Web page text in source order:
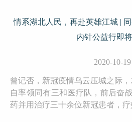
情系湖北人民，再赴英雄江城 |
内针公益行即
2020-10-19
曾记否，新冠疫情乌云压城之际
自率领同有三和医疗队，前后奋
药并用治疗三十余位新冠患者，疗